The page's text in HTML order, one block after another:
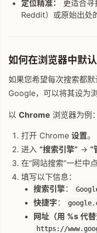
定位精准：
更适合
Reddit）或原始出处
如何在浏览器中默认
如果您希望每次搜索都
Google，可以将其设为
以 Chrome 浏览器为例：
打开 Chrome 设置。
进入 “搜索引擎” -> “
在“网站搜索”一栏中
填写以下信息：
搜索引擎：
快捷字 ：
网址（用 %s 代替
https://